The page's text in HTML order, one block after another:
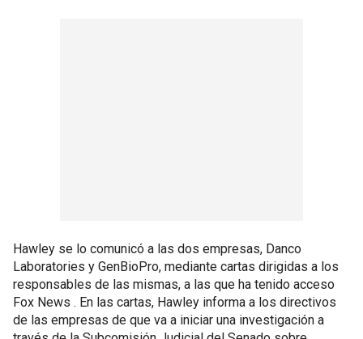
Hawley se lo comunicó a las dos empresas, Danco
Laboratories y GenBioPro, mediante cartas dirigidas a los
responsables de las mismas, a las que ha tenido acceso
Fox News . En las cartas, Hawley informa a los directivos
de las empresas de que va a iniciar una investigación a